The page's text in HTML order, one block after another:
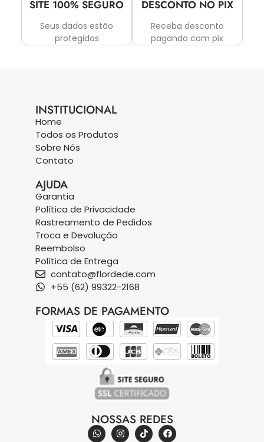
SITE 100% SEGURO
Seus dados estão
protegidos
DESCONTO NO PIX
Receba desconto
pagando com pix
INSTITUCIONAL
Home
Todos os Produtos
Sobre Nós
Contato
AJUDA
Garantia
Política de Privacidade
Rastreamento de Pedidos
Troca e Devolução
Reembolso
Política de Entrega
contato@flordede.com
+55 (62) 99322-2168
FORMAS DE PAGAMENTO
NOSSAS REDES